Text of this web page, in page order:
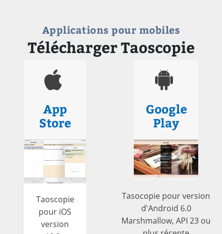
Applications pour mobiles
Télécharger Taoscopie
App
Store
Taoscopie
pour iOS
version
Google
Play
Tasocopie pour version
d'Android 6.0
Marshmallow, API 23 ou